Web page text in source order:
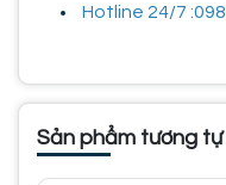
Hotline 24/7
Sản phẩm tương tự